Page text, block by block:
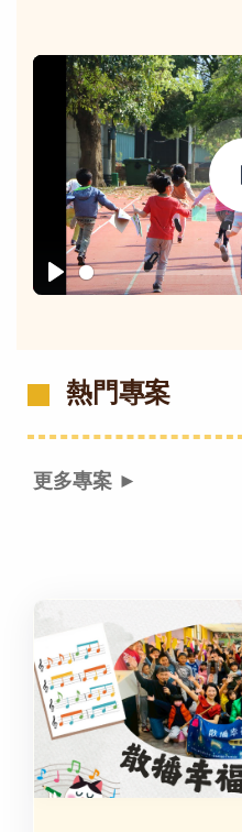
Play
熱門專案
更多專案 ►